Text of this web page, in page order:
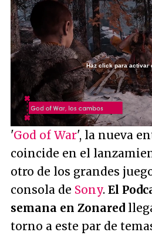
Unmute /
Loaded:
3.32%
Haz click para activar
'God of War', la nueva
coincide en el
otro de los grandes
consola de Sony. El
semana en Zonared
torno a este par de